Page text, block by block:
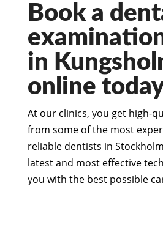
Book a
in
online
At our clinics, you get high-
from some of the most
reliable dentists in
latest and most effective
you with the best possible